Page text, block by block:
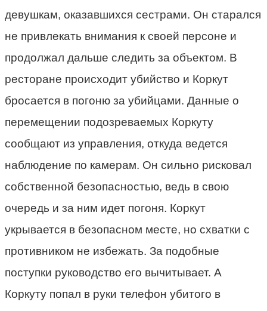
девушкам, оказавшихся сестрами. Он старался
не привлекать внимания к своей персоне и
продолжал дальше следить за объектом. В
ресторане происходит убийство и Коркут
бросается в погоню за убийцами. Данные о
перемещении подозреваемых Коркуту
сообщают из управления, откуда ведется
наблюдение по камерам. Он сильно рисковал
собственной безопасностью, ведь в свою
очередь и за ним идет погоня. Коркут
укрывается в безопасном месте, но схватки с
противником не избежать. За подобные
поступки руководство его вычитывает. А
Коркуту попал в руки телефон убитого в